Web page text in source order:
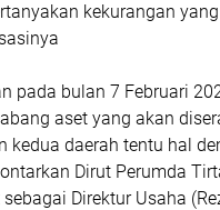
kekurangan
pada bulan 7 Februari
aset yang akan
kedua daerah tentu hal
Dirut Perumda
Direktur Usaha